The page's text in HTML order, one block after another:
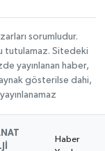
sorumludur.
tutulamaz. Sitedeki
yayınlanan haber,
gösterilse dahi,
Haber